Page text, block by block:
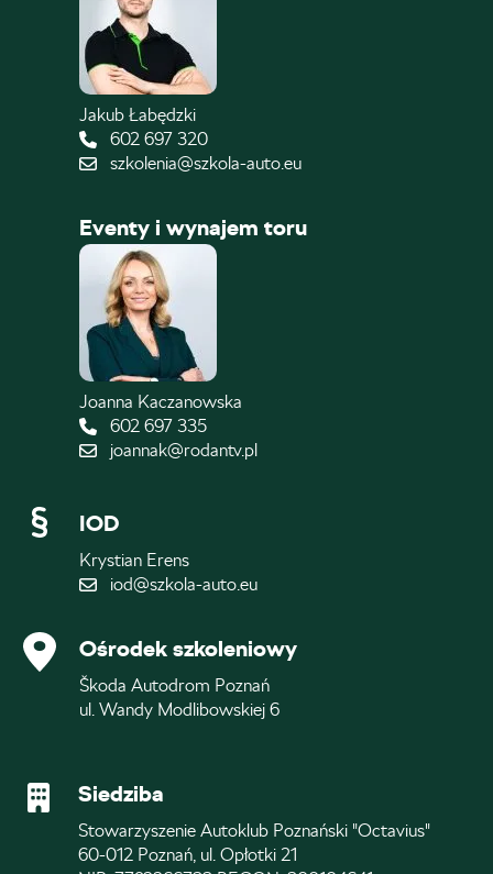
Jakub Łabędzki
602 697 320
szkolenia@szkola-auto.eu
Eventy i wynajem toru
Joanna Kaczanowska
602 697 335
joannak@rodantv.pl
IOD
Krystian Erens
iod@szkola-auto.eu
Ośrodek szkoleniowy
Škoda Autodrom Poznań
ul. Wandy Modlibowskiej 6
Siedziba
Stowarzyszenie Autoklub Poznański "Octavius"
60-012 Poznań, ul. Opłotki 21